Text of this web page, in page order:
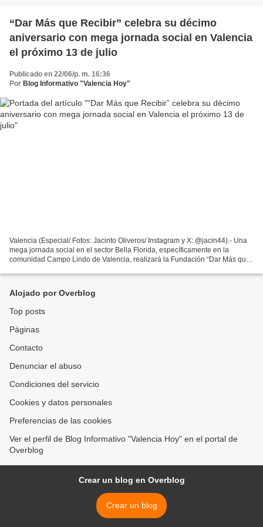
“Dar Más que Recibir” celebra su décimo
aniversario con mega jornada social en Valencia
el próximo 13 de julio
Publicado en 22/06/p. m. 16:36
Por Blog Informativo "Valencia Hoy"
Valencia (Especial/ Fotos: Jacinto Oliveros/ Instagram y X: @jacin44).- Una
mega jornada social en el sector Bella Florida, específicamente en la
comunidad Campo Lindo de Valencia, realizará la Fundación “Dar Más que
Alojado por Overblog
Top posts
Páginas
Contacto
Denunciar el abuso
Condiciones del servicio
Cookies y datos personales
Preferencias de las cookies
Ver el perfil de Blog Informativo "Valencia Hoy" en el portal de
Overblog
Crear un blog en Overblog
Crear un blog